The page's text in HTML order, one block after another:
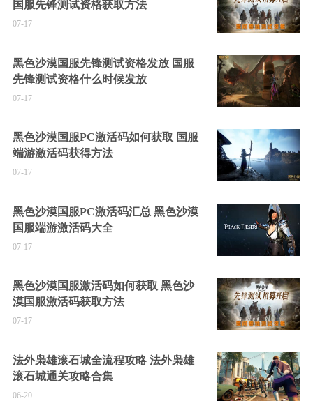
国服先锋测试资格获取方法
07-17
黑色沙漠国服先锋测试资格发放 国服
先锋测试资格什么时候发放
07-17
黑色沙漠国服PC激活码如何获取 国服
端游激活码获得方法
07-17
黑色沙漠国服PC激活码汇总 黑色沙漠
国服端游激活码大全
07-17
黑色沙漠国服激活码如何获取 黑色沙
漠国服激活码获取方法
07-17
法外枭雄滚石城全流程攻略 法外枭雄
滚石城通关攻略合集
06-20